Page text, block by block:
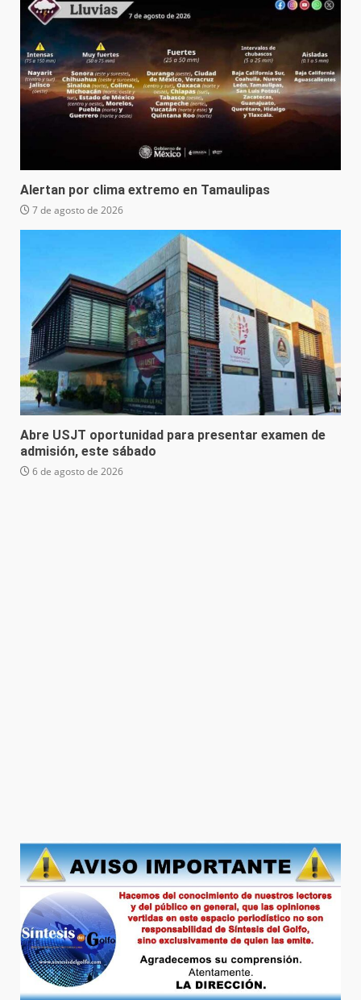
Alertan por clima extremo en Tamaulipas
7 de agosto de 2026
Abre USJT oportunidad para presentar examen de
admisión, este sábado
6 de agosto de 2026